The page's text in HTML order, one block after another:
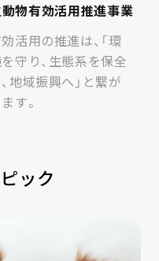
物有効活用推進事業
活用の推進は、「環
守り、生態系を保全
、地域振興へ」と繋が
す。
ック